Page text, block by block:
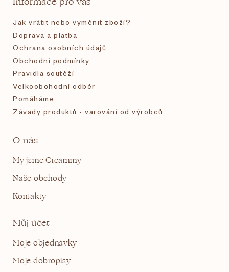
Jak vrátit nebo vyměnit zboží?
Doprava a platba
Ochrana osobních údajů
Obchodní podmínky
Pravidla soutěží
Velkoobchodní odběr
Pomáháme
Závady produktů - varování od výrobců
O nás
My jsme Creammy
Naše obchody
Kontakty
Můj účet
Moje objednávky
Moje dobropisy